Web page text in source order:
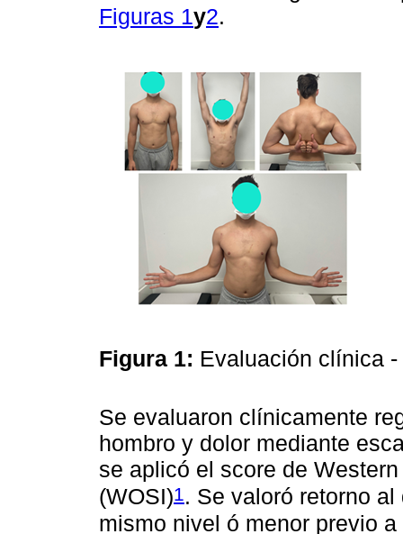
Figuras 1y2.
Figura 1: Evaluación clínica
Se evaluaron clínicamente
hombro y dolor mediante
se aplicó el score de
(WOSI)1 . Se valoró retorno
mismo nivel ó menor previo